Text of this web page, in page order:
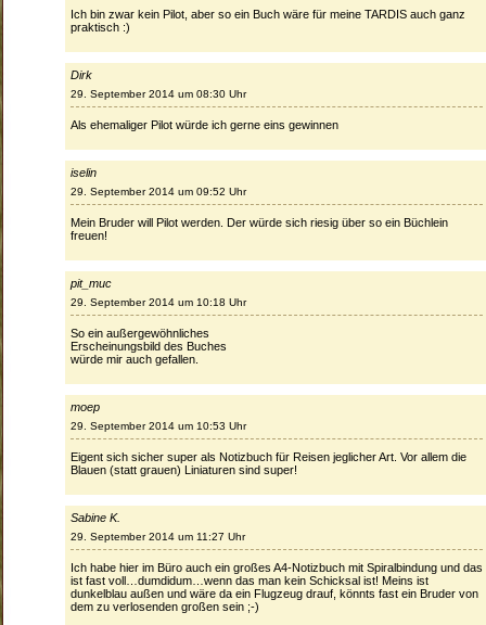
Ich bin zwar kein Pilot, aber so ein Buch wäre für meine TARDIS auch ganz
praktisch :)
Dirk
29. September 2014 um 08:30 Uhr
Als ehemaliger Pilot würde ich gerne eins gewinnen
iselin
29. September 2014 um 09:52 Uhr
Mein Bruder will Pilot werden. Der würde sich riesig über so ein Büchlein
freuen!
pit_muc
29. September 2014 um 10:18 Uhr
So ein außergewöhnliches
Erscheinungsbild des Buches
würde mir auch gefallen.
moep
29. September 2014 um 10:53 Uhr
Eigent sich sicher super als Notizbuch für Reisen jeglicher Art. Vor allem die
Blauen (statt grauen) Liniaturen sind super!
Sabine K.
29. September 2014 um 11:27 Uhr
Ich habe hier im Büro auch ein großes A4-Notizbuch mit Spiralbindung und das
ist fast voll…dumdidum…wenn das man kein Schicksal ist! Meins ist
dunkelblau außen und wäre da ein Flugzeug drauf, könnts fast ein Bruder von
dem zu verlosenden großen sein ;-)